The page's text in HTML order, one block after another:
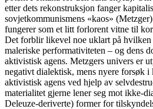
etter dets rekonstruksjon fanger
sovjetkommunismens «kaos»
fungerer som et litt forlorent vitne til
Det forblir likevel noe uklart på hvilken
maleriske performativiteten – og dens
aktivistisk agens. Metzgers univers er
negativt dialektisk, mens nyere forsøk i
aktivistisk agens ved hjelp av
materialitet gjerne lener seg mot ikke-
Deleuze-deriverte) former for